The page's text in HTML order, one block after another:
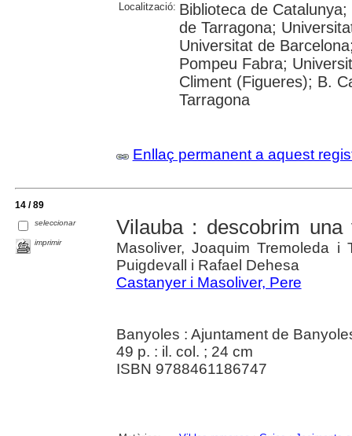
Localització: Biblioteca de
de Tarragona;
Universitat de
Pompeu Fabra;
Climent (Figueres); B.
Tarragona
Enllaç permanent a aquest
14 / 89
seleccionar
imprimir
Vilauba : descobrim una
Masoliver, Joaquim Tremoleda i
Puigdevall i Rafael Dehesa
Castanyer i Masoliver, Pere
Banyoles : Ajuntament de
49 p. : il. col. ; 24 cm
ISBN 9788461186747